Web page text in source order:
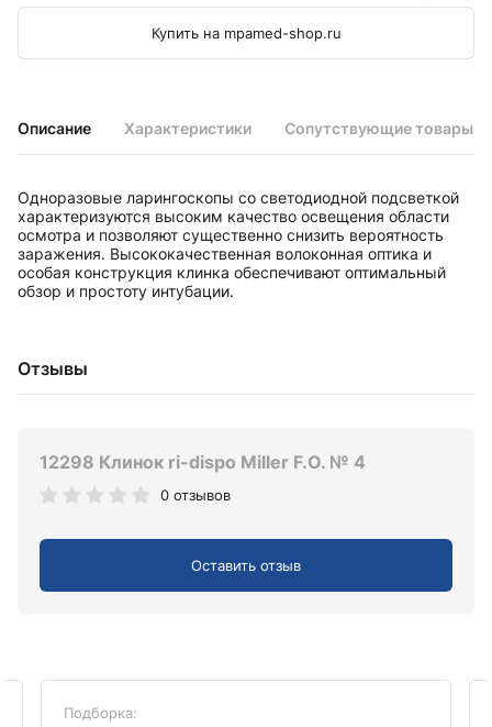
Описание Характеристики Сопутствующие товары
Одноразовые ларингоскопы со светодиодной подсветкой
характеризуются высоким качество освещения области
осмотра и позволяют существенно снизить вероятность
заражения. Высококачественная волоконная оптика и
особая конструкция клинка обеспечивают оптимальный
обзор и простоту интубации.
Отзывы
12298 Клинок ri-dispo Miller F.O. № 4
0 отзывов
Оставить отзыв
Купить на mpamed-shop.ru
Подборка: